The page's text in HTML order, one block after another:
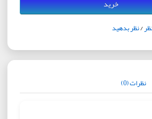
خرید
/نظر بدهید
نظرات (0)